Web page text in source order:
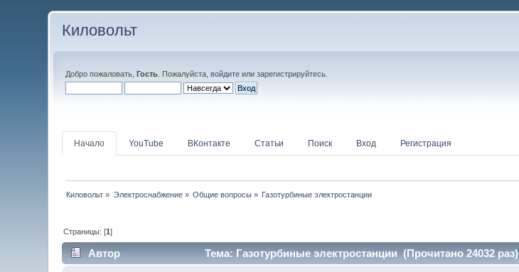
Киловольт
Добро пожаловать,Гость . Пожалуйста,войдите илизарегистрируйтесь
Начало YouTube ВКонтакте Статьи Поиск Вход Регистрация
Киловольт » Электроснабжение» Общие вопросы » Газотурбиные электростанции
Страницы: [1]
Автор Тема: Газотурбиные электростанции (Прочитано 24032 раз)